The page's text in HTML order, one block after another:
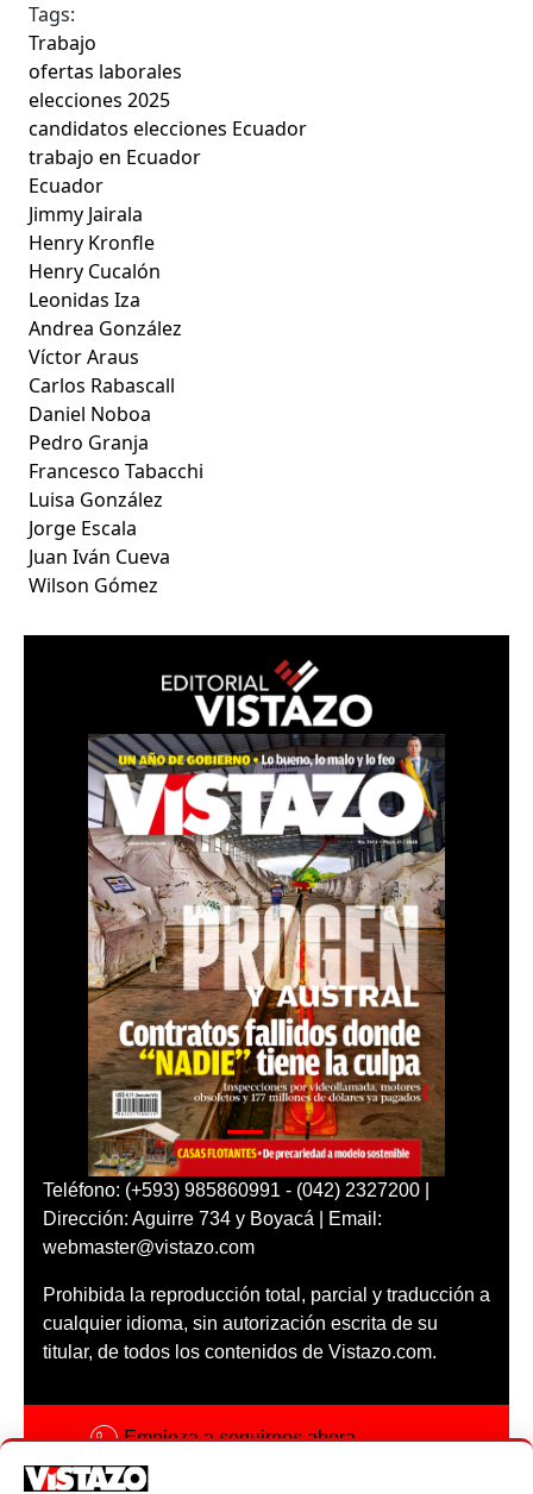
Tags:
Trabajo
ofertas laborales
elecciones 2025
candidatos elecciones Ecuador
trabajo en Ecuador
Ecuador
Jimmy Jairala
Henry Kronfle
Henry Cucalón
Leonidas Iza
Andrea González
Víctor Araus
Carlos Rabascall
Daniel Noboa
Pedro Granja
Francesco Tabacchi
Luisa González
Jorge Escala
Juan Iván Cueva
Wilson Gómez
Teléfono: (+593) 985860991 - (042) 2327200 |
Dirección: Aguirre 734 y Boyacá | Email:
webmaster@vistazo.com
Prohibida la reproducción total, parcial y traducción a
cualquier idioma, sin autorización escrita de su
titular, de todos los contenidos de Vistazo.com.
Empieza a seguirnos ahora